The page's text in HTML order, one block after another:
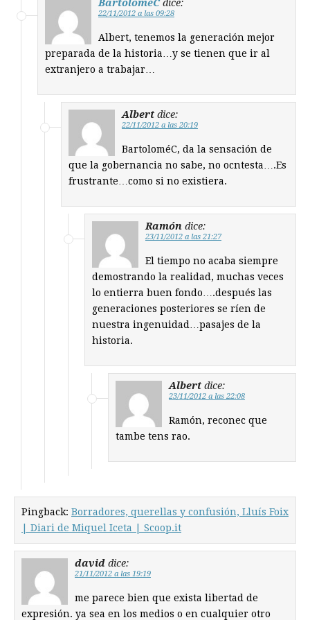
22/11/2012 a las 09:28
Albert, tenemos la generación mejor
preparada de la historia…y se tienen que ir al
extranjero a trabajar…
Albert dice:
22/11/2012 a las 20:19
BartoloméC, da la sensación de
que la gobernancia no sabe, no ocntesta….Es
frustrante…como si no existiera.
Ramón dice:
23/11/2012 a las 21:27
El tiempo no acaba siempre
demostrando la realidad, muchas veces
lo entierra buen fondo….después las
generaciones posteriores se ríen de
nuestra ingenuidad…pasajes de la
historia.
Albert dice:
23/11/2012 a las 22:08
Ramón, reconec que
tambe tens rao.
Pingback: Borradores, querellas y confusión, Lluís Foix
| Diari de Miquel Iceta | Scoop.it
david dice:
21/11/2012 a las 19:19
me parece bien que exista libertad de
expresión. ya sea en los medios o en cualquier otro